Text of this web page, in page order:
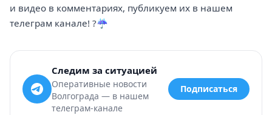
и видео в комментариях, публикуем их в нашем
телеграм канале! ?️☔
Следим за ситуацией
Оперативные новости
Волгограда — в нашем
телеграм-канале
Подписаться